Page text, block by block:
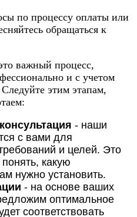
по процессу оплаты или
обращаться к
важный процесс,
и с учетом
этим этапам,
- наши
с вами для
и целей. Это
какую
нужно установить.
- на основе ваших
оптимальное
соответствовать